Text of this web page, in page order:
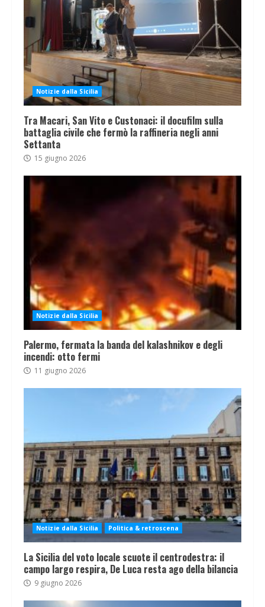
Notizie dalla Sicilia
Tra Macari, San Vito e Custonaci: il docufilm sulla
battaglia civile che fermò la raffineria negli anni
Settanta
15 giugno 2026
Notizie dalla Sicilia
Palermo, fermata la banda del kalashnikov e degli
incendi: otto fermi
11 giugno 2026
Notizie dalla Sicilia Politica & retroscena
La Sicilia del voto locale scuote il centrodestra: il
campo largo respira, De Luca resta ago della bilancia
9 giugno 2026